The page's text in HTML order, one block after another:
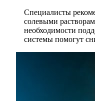
Специалисты
солевыми
необходимости
системы помогут